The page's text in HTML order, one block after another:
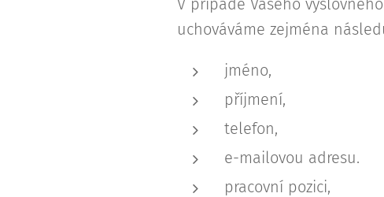
V případě Vašeho
uchováváme zejména
jméno,
příjmení,
telefon,
e-mailovou adresu.
pracovní pozici,